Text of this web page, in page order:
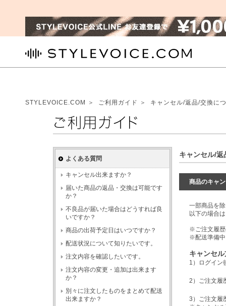
STYLEVOICE.COM ＞ ご利用ガイド ＞ キャンセル/返品/交換に
ご利用ガイド
キャンセル/返
商品のキャ
一部商品を
以下の場合
※ご注文履歴
※配送準備中
キャンセ
1）ログイン
2）ご注文履
3）ご注文履
よくある質問
キャンセル出来ますか？
届いた商品の返品・交換は可能です
か？
不良品が届いた場合はどうすれば良
いですか？
商品の出荷予定日はいつですか？
配送状況について知りたいです。
注文内容を確認したいです。
注文内容の変更・追加は出来ます
か？
別々に注文したものをまとめて配送
出来ますか？